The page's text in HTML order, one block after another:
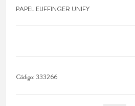
PAPEL EIJFFINGER UNIFY
Código:333266